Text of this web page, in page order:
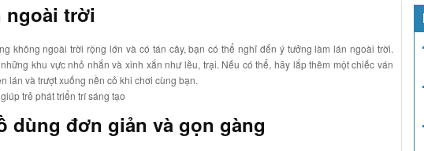
ngoài trời
không ngoài trời rộng lớn và có tán cây, bạn có thể nghĩ đến ý tưởng làm lán ngoài trời.
khu vực nhỏ nhắn và xinh xắn như lều, trại. Nếu có thể, hãy lắp thêm một chiếc ván
lán và trượt xuống nền cỏ khi chơi cùng bạn.
dùng đơn giản và gọn gàng